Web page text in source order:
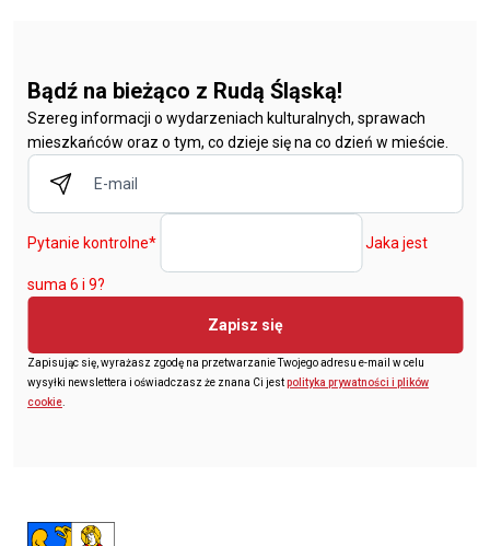
Bądź na bieżąco z Rudą Śląską!
Szereg informacji o wydarzeniach kulturalnych, sprawach
mieszkańców oraz o tym, co dzieje się na co dzień w mieście.
Pytanie kontrolne* Jaka jest
suma 6 i 9?
Zapisz się
Zapisując się, wyrażasz zgodę na przetwarzanie Twojego adresu e-mail w celu
wysyłki newslettera i oświadczasz że znana Ci jestpolityka prywatności i plików
cookie